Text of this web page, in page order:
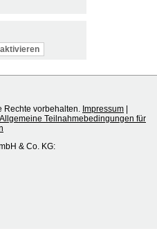
Rechte vorbehalten. Impressum |
Allgemeine Teilnahmebedingungen für
& Co. KG: